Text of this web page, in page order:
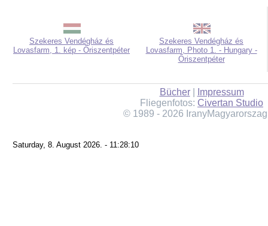
Szekeres Vendégház és
Lovasfarm, 1. kép - Őriszentpéter
Szekeres Vendégház és
Lovasfarm, Photo 1. - Hungary -
Őriszentpéter
Bücher|
Impressum
Fliegenfotos: Civertan Studio
© 1989 - 2026
Saturday, 8. August 2026. - 11:28:10